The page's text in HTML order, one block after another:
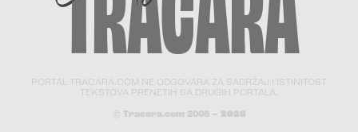
PORTAL TRACARA.COM NE ODGOVARA ZA SADRŽAJ I ISTINITOST
TEKSTOVA PRENETIH SA DRUGIH PORTALA.
© Tracara.com 2008 – 2026